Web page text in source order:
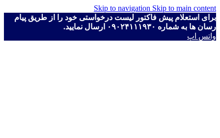
Skip to navigation Skip to main content
برای استعلام پیش فاکتور لیست درخواستی خود را از طریق پیام
رسان ها به شماره ۰۹۰۲۴۱۱۱۹۳۰ ارسال نمایید.
واتس اپ